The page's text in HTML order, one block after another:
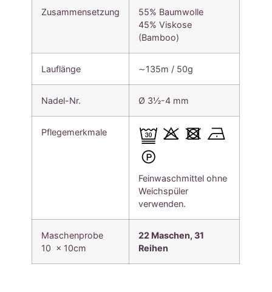
Zusammensetzung
55% Baumwolle
45% Viskose
(Bamboo)
Lauflänge ∼135m / 50g
Nadel-Nr. Ø 3½-4 mm
Pflegemerkmale
Feinwaschmittel ohne
Weichspüler
verwenden.
Maschenprobe
10 x 10cm
22 Maschen, 31
Reihen